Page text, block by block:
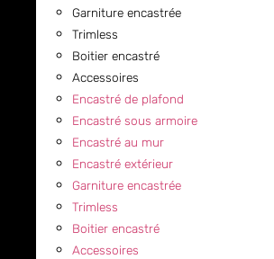
Garniture encastrée
Trimless
Boitier encastré
Accessoires
Encastré de plafond
Encastré sous armoire
Encastré au mur
Encastré extérieur
Garniture encastrée
Trimless
Boitier encastré
Accessoires